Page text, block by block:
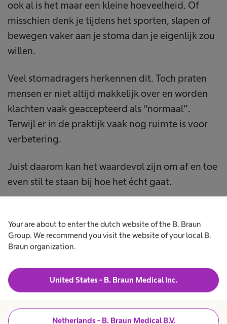
Your are about to enter the dutch website of the B. Braun
Group. We recommend you visit the website of your local B.
Braun organization.
United States - B. Braun Medical Inc.
Netherlands - B. Braun Medical B.V.
ook al is het maar een kleine hoeveelheid. Of
misschien denk je tijdens het sporten, slapen of
bewegen vaker aan je stoma dan je eigenlijk zou
willen.
Veel stomadragers herkennen dit. Toch praten
mensen er niet altijd makkelijk over en worden
klachten vaak geaccepteerd als “normaal”.
Terwijl er in de praktijk vaak nog ruimte is voor
verbetering.
Juist daarom kan het waardevol zijn om af en toe
even stil te staan bij hoe het écht gaat.
Contact met Yvette
Soms is het gewoon prettig om je ervaringen of
waar je tegenaan loopt. Misschien heb je vragen